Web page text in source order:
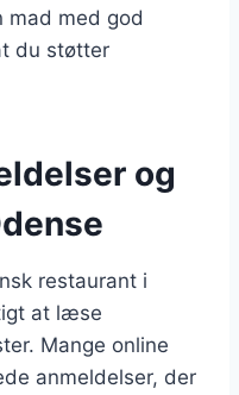
mad med god
du støtter
og
restaurant i
at læse
Mange online
anmeldelser, der